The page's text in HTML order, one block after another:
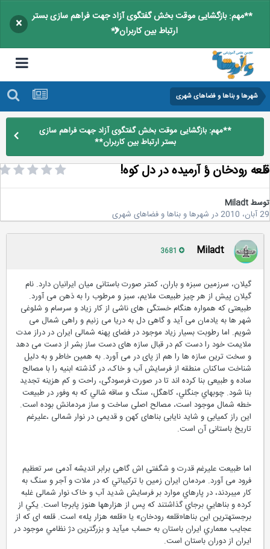
**مهم: بازگشایی موقت بخش گفتگوی آزاد جهت فراهم سازی بستر
ارتباط بین کاربران**
×
شهرها و بناها و فضاهای شهری
**مهم: بازگشایی موقت بخش گفتگوی آزاد جهت فراهم سازی
بستر ارتباط بین کاربران**
رودخان ؤ آرميده در دل كوه!
Miladt
درشهرها و بناها و فضاهای شهری
Miladt
گیلان، سرزمین سبزه و باران، کمتر صورت باستانی میان ایرانیان دارد. نام
گیلان پیش از هر چیز طبیعت ملایم، سبز و مرطوب را به ذهن می آورد.
طبیعتی که همواره هنگام خستگی های ناشی از کار زیاد و سرسام و شلوغی
شهر ها به یادمان می آید و گاهی دل به دریا می زنیم و راهی شمال می
شویم. اما رطوبت بسیار زیاد موجود در فضای پهنه شمالی ایران در دراز مدت
ملایمت خود را دست کم در قبال سازه های دست ساز بشر از دست می دهد
و سخت ترین سازه ها را هم از پای در می آورد. به همین خاطر و به دلیل
شناخت ساکنان منطقه از فرسایش آب و خاک، در گذشته ابنیه را با مصالح
ساده و طبیعی بنا کرده اند تا در صورت فرسودگی، راحت و کم هزینه تجدید
بنا شود. چوبهاي جنگلي، كاهگل، سنگ و ساقه شالي كه به وفور در طبيعت
خطه شمال موجود است، مصالح اصلی ساخت و ساز مردمانش بوده است.
این راز کمیابی و شاید نایابی بناهای کهن و قدیمی در نوار شمالی ،علیرغم
تاریخ باستانی آن است.
اما طبیعت علیرغم قدرت و شگفتی اش گاهی برابر اندیشه آدمی سر تعظیم
فرود می آورد. مردمان ایران زمین با تركيباتي كه در ملات و آجر و سنگ به
كار ميبردند، در پارهاي موارد بر فرسايش شدید آب و خاک نوار شمالی غلبه
كرده و بناهايي برجاي گذاشتند كه پس از هزارهها هنوز پابرجا است. يكي از
برجستهترين اين بناها«قلعه رودخان» يا «قلعه هزار پله» است. قلعه ای که از
عجايب معماري ايران باستان به حساب ميآيد و بزرگترين دژ نظامي موجود در
ايران از دوران باستان است.